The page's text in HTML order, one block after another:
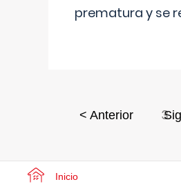
prematura y se
< Anterior 3
Inicio